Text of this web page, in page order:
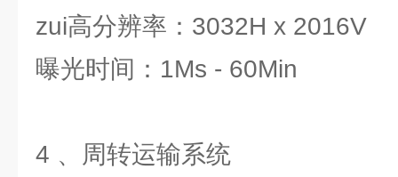
zui高分辨率：3032H x 2016V
曝光时间：1Ms - 60Min
4 、周转运输系统